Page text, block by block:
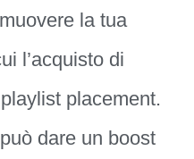
la tua
l’acquisto di
placement.
dare un boost